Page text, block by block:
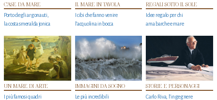
CASE DA MARE
Porto degli argonauti,
la costa smeralda jonica
IL MARE IN TAVOLA
I cibi che fanno venire
l’acquolina in bocca
REGALI SOTTO IL SOLE
Idee regalo per chi
ama barche e mare
UN MARE DI ARTE
I più famosi quadri
IMMAGINI DA SOGNO
Le più incredibili
STORIE E PERSONAGGI
Carlo Riva, l’ingegnere